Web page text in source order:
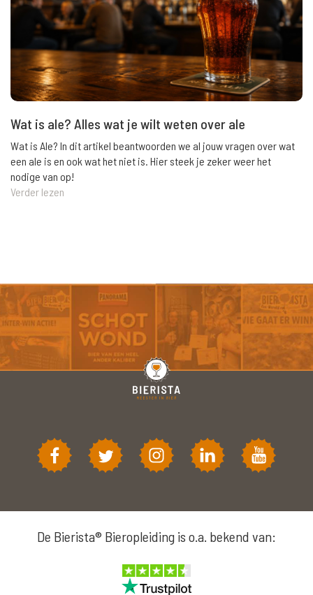
Wat is ale? Alles wat je wilt weten over ale
Wat is Ale? In dit artikel beantwoorden we al jouw vragen over wat
een ale is en ook wat het niet is. Hier steek je zeker weer het
nodige van op!
Verder lezen
De Bierista® Bieropleiding is o.a. bekend van: